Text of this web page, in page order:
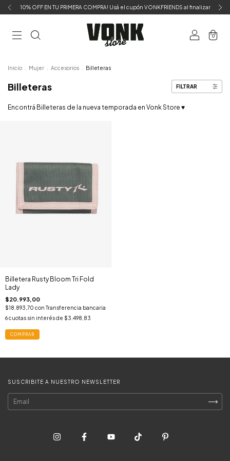
10% OFF EN TU PRIMERA COMPRA! Usá el cupón VONKFRIENDS al finalizar
0
Inicio Mujer Accesorios Billeteras
Billeteras FILTRAR
Encontrá Billeteras de la nueva temporada en Vonk Store ♥
Billetera Rusty Bloom Tri Fold
Lady
$20.993,00
$18.893,70 con Transferencia bancaria
6cuotas sin interés de $3.498,83
COMPRAR
SUSCRIBITE A NUESTRO NEWSLETTER